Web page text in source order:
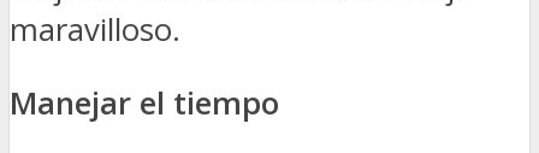
maravilloso.
Manejar el tiempo